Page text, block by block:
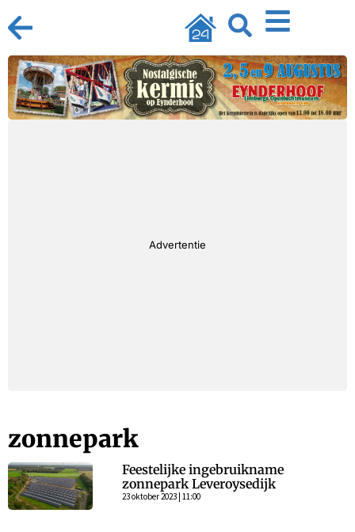
Advertentie
zonnepark
Feestelijke ingebruikname
zonnepark Leveroysedijk
23 oktober 2023 | 11:00